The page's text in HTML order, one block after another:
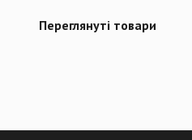
Переглянуті товари